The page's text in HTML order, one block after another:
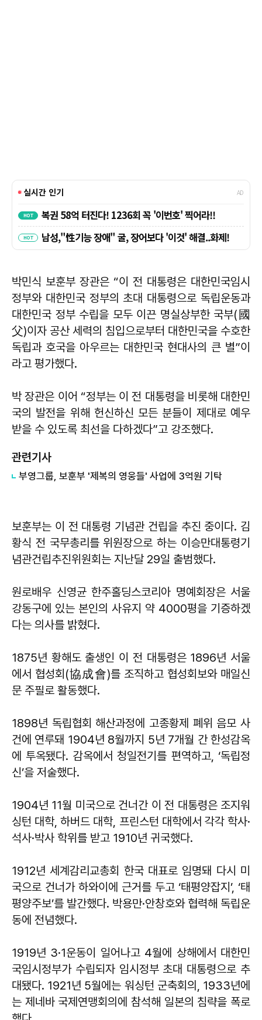
박민식 보훈부 장관은 “이 전 대통령은 대한민국임시
정부와 대한민국 정부의 초대 대통령으로 독립운동과
대한민국 정부 수립을 모두 이끈 명실상부한 국부(國
父)이자 공산 세력의 침입으로부터 대한민국을 수호한
독립과 호국을 아우르는 대한민국 현대사의 큰 별”이
라고 평가했다.
박 장관은 이어 “정부는 이 전 대통령을 비롯해 대한민
국의 발전을 위해 헌신하신 모든 분들이 제대로 예우
받을 수 있도록 최선을 다하겠다”고 강조했다.
관련기사
부영그룹, 보훈부 '제복의 영웅들' 사업에 3억원 기탁
보훈부는 이 전 대통령 기념관 건립을 추진 중이다. 김
황식 전 국무총리를 위원장으로 하는 이승만대통령기
념관건립추진위원회는 지난달 29일 출범했다.
원로배우 신영균 한주홀딩스코리아 명예회장은 서울
강동구에 있는 본인의 사유지 약 4000평을 기증하겠
다는 의사를 밝혔다.
1875년 황해도 출생인 이 전 대통령은 1896년 서울
에서 협성회(協成會)를 조직하고 협성회보와 매일신
문 주필로 활동했다.
1898년 독립협회 해산과정에 고종황제 폐위 음모 사
건에 연루돼 1904년 8월까지 5년 7개월 간 한성감옥
에 투옥됐다. 감옥에서 청일전기를 편역하고, ‘독립정
신’을 저술했다.
1904년 11월 미국으로 건너간 이 전 대통령은 조지워
싱턴 대학, 하버드 대학, 프린스턴 대학에서 각각 학사·
석사·박사 학위를 받고 1910년 귀국했다.
1912년 세계감리교총회 한국 대표로 임명돼 다시 미
국으로 건너가 하와이에 근거를 두고 ‘태평양잡지’, ‘태
평양주보’를 발간했다. 박용만·안창호와 협력해 독립운
동에 전념했다.
1919년 3·1운동이 일어나고 4월에 상해에서 대한민
국임시정부가 수립되자 임시정부 초대 대통령으로 추
대됐다. 1921년 5월에는 워싱턴 군축회의, 1933년에
는 제네바 국제연맹회의에 참석해 일본의 침략을 폭로